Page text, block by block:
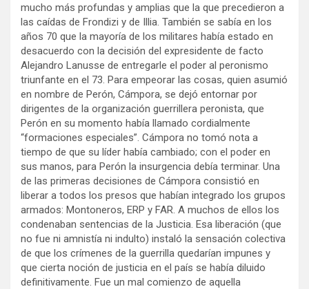
mucho más profundas y amplias que la que precedieron a
las caídas de Frondizi y de Illia. También se sabía en los
años 70 que la mayoría de los militares había estado en
desacuerdo con la decisión del expresidente de facto
Alejandro Lanusse de entregarle el poder al peronismo
triunfante en el 73. Para empeorar las cosas, quien asumió
en nombre de Perón, Cámpora, se dejó entornar por
dirigentes de la organización guerrillera peronista, que
Perón en su momento había llamado cordialmente
“formaciones especiales”. Cámpora no tomó nota a
tiempo de que su líder había cambiado; con el poder en
sus manos, para Perón la insurgencia debía terminar. Una
de las primeras decisiones de Cámpora consistió en
liberar a todos los presos que habían integrado los grupos
armados: Montoneros, ERP y FAR. A muchos de ellos los
condenaban sentencias de la Justicia. Esa liberación (que
no fue ni amnistía ni indulto) instaló la sensación colectiva
de que los crímenes de la guerrilla quedarían impunes y
que cierta noción de justicia en el país se había diluido
definitivamente. Fue un mal comienzo de aquella